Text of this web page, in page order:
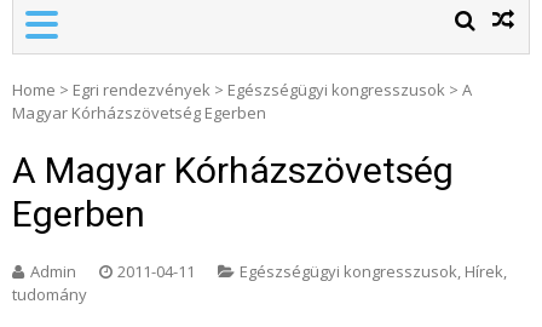
Home > Egri rendezvények > Egészségügyi kongresszusok > A
Magyar Kórházszövetség Egerben
A Magyar Kórházszövetség
Egerben
Admin 2011-04-11 Egészségügyi kongresszusok, Hírek,
tudomány